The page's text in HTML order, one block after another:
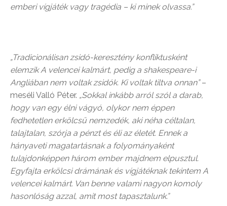
emberi vígjáték vagy tragédia – ki minek olvassa.”
„Tradicionálisan zsidó-keresztény konfliktusként
elemzik A velencei kalmárt, pedig a shakespeare-i
Angliában nem voltak zsidók. Ki voltak tiltva onnan”–
meséli Valló Péter. „Sokkal inkább arról szól a darab,
hogy van egy élni vágyó, olykor nem éppen
fedhetetlen erkölcsű nemzedék, aki néha céltalan,
talajtalan, szórja a pénzt és éli az életét. Ennek a
hányaveti magatartásnak a folyományaként
tulajdonképpen három ember majdnem elpusztul.
Egyfajta erkölcsi drámának és vígjátéknak tekintem A
velencei kalmárt. Van benne valami nagyon komoly
hasonlóság azzal, amit most tapasztalunk.”